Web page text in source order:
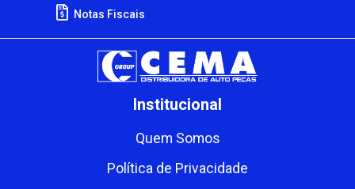
Notas Fiscais
Institucional
Quem Somos
Política de Privacidade